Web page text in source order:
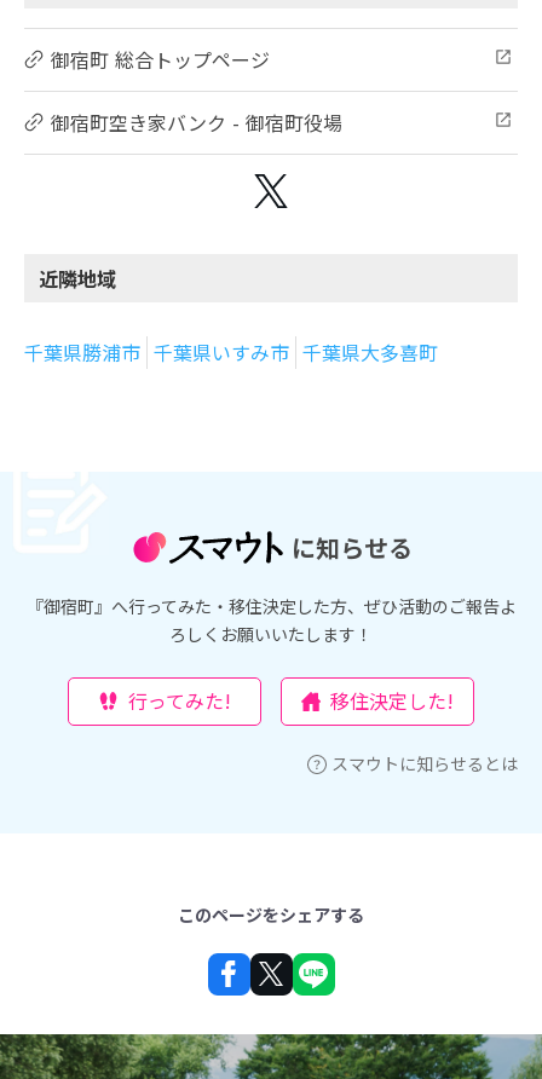
御宿町 総合トップページ
御宿町空き家バンク - 御宿町役場
近隣地域
千葉県勝浦市 千葉県いすみ市 千葉県大多喜町
に知らせる
『御宿町』へ行ってみた・移住決定した方、ぜひ活動のご報告よ
ろしくお願いいたします！
行ってみた! 移住決定した!
スマウトに知らせるとは
このページをシェアする